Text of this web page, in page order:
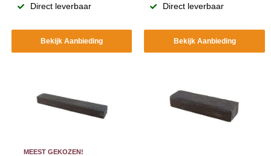
Direct leverbaar
Bekijk Aanbieding
Direct leverbaar
Bekijk Aanbieding
MEEST GEKOZEN!